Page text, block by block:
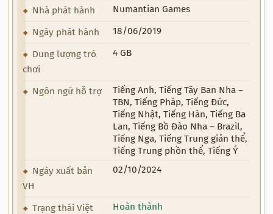
Nhà phát hành Numantian Games
Ngày phát hành 18/06/2019
Dung lượng trò
chơi
4 GB
Ngôn ngữ hỗ trợ
Tiếng Anh, Tiếng Tây Ban Nha –
TBN, Tiếng Pháp, Tiếng Đức,
Tiếng Nhật, Tiếng Hàn, Tiếng Ba
Lan, Tiếng Bồ Đào Nha – Brazil,
Tiếng Nga, Tiếng Trung giản thể,
Tiếng Trung phồn thể, Tiếng Ý
Ngày xuất bản
VH
02/10/2024
Trạng thái Việt
Hoàn thành